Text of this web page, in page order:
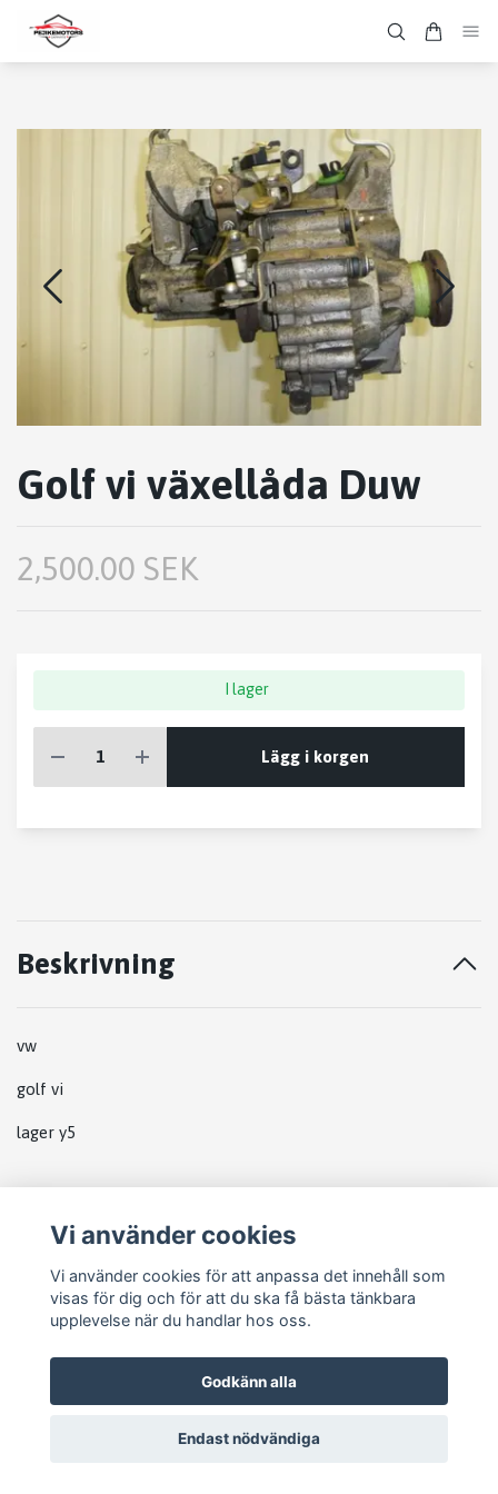
Golf vi växellåda Duw
2,500.00 SEK
I lager
Lägg i korgen
Beskrivning
vw
golf vi
lager y5
Powered by Quickbutik
Vi använder cookies
Vi använder cookies för att anpassa det innehåll som
visas för dig och för att du ska få bästa tänkbara
upplevelse när du handlar hos oss.
Godkänn alla
Endast nödvändiga